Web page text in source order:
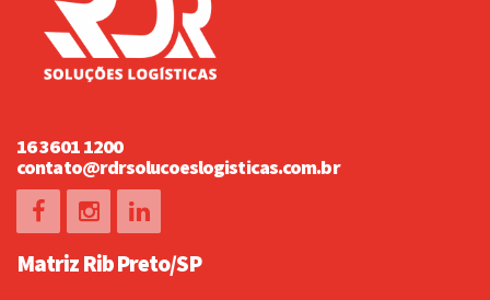
16 3601 1200
contato@rdrsolucoeslogisticas.com.br
Matriz Rib Preto/SP